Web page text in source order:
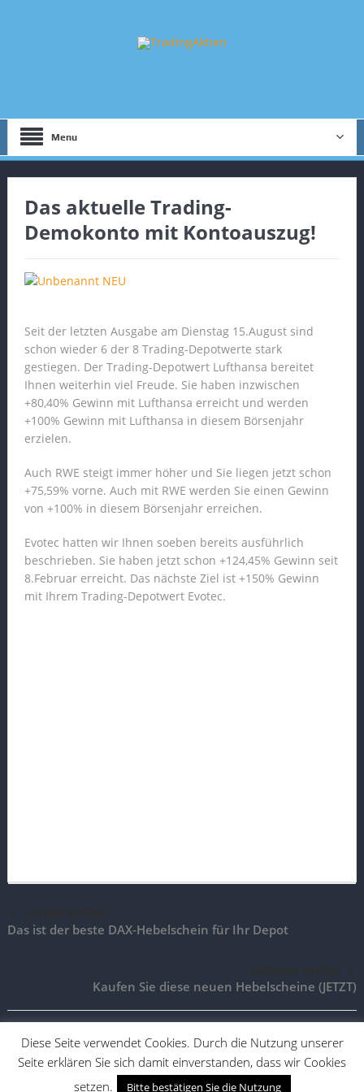
Menu
Das aktuelle Trading-
Demokonto mit Kontoauszug!
Seit der letzten Ausgabe am Dienstag 15.August sind
schon wieder 6 der 8 Trading-Depotwerte stark
gestiegen. Der Trading-Depotwert Lufthansa bereitet
Ihnen weiterhin viel Freude. Sie haben inzwischen
+80,40% Gewinn mit Lufthansa erreicht und werden
+100% Gewinn mit Lufthansa in diesem Börsenjahr
erzielen.
Auch RWE steigt immer höher und Sie liegen jetzt schon
+75,59% vorne. Auch mit RWE werden Sie einen Gewinn
von +100% in diesem Börsenjahr erreichen.
Evotec hatten wir Ihnen soeben bereits ausführlich
beschrieben. Sie haben jetzt schon +124,45% Gewinn seit
8.Februar erreicht. Das nächste Ziel ist +150% Gewinn
mit Ihrem Trading-Depotwert Evotec.
Das ist der beste DAX-Hebelschein für Ihr Depot
Kaufen Sie diese neuen Hebelscheine (JETZT)
TradingAktien.de |Impressum|Vertrag widerrufen|Vertrag
kündigen
Diese Seite verwendet Cookies. Durch die Nutzung unserer
Seite erklären Sie sich damit einverstanden, dass wir Cookies
setzen.
Bitte bestätigen Sie die Nutzung